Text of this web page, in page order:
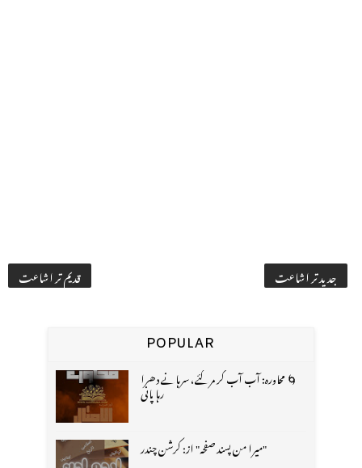
جدید تر اشاعت قدیم تر اشاعت
POPULAR
🌀 محاورہ: آب آب کر مر گئے، سرہانے دھرا
رہا پانی
"میرا من پسند صفحہ" از: کرشن چندر